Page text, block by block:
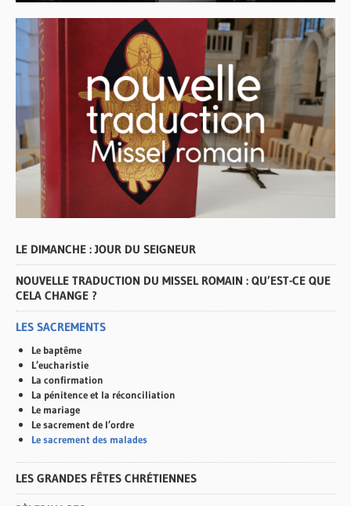
LE DIMANCHE : JOUR DU SEIGNEUR
NOUVELLE TRADUCTION DU MISSEL ROMAIN : QU’EST-CE QUE
CELA CHANGE ?
LES SACREMENTS
Le baptême
L’eucharistie
La confirmation
La pénitence et la réconciliation
Le mariage
Le sacrement de l’ordre
Le sacrement des malades
LES GRANDES FÊTES CHRÉTIENNES